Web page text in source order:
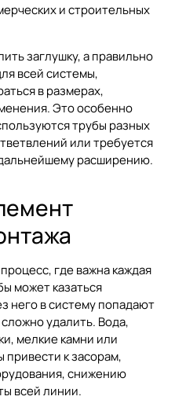
и строительных
заглушку, а правильно
всей системы,
в размерах,
Это особенно
трубы разных
или требуется
расширению.
где важна каждая
может казаться
него в систему попадают
удалить. Вода,
мелкие камни или
к засорам,
снижению
всей линии.